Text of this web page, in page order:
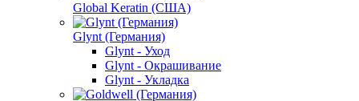
Global Keratin (США)
Glynt (Германия)
Glynt - Уход
Glynt - Окрашивание
Glynt - Укладка